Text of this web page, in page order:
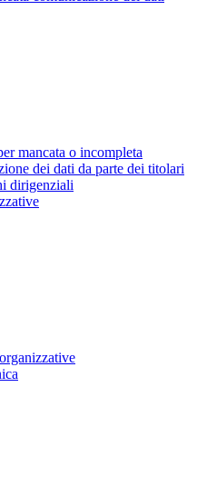
mancata o incompleta
dei dati da parte dei titolari
dirigenziali